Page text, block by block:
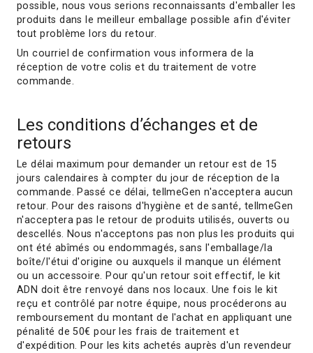
possible, nous vous serions reconnaissants d'emballer les
produits dans le meilleur emballage possible afin d'éviter
tout problème lors du retour.
Un courriel de confirmation vous informera de la
réception de votre colis et du traitement de votre
commande.
Les conditions d’échanges et de
retours
Le délai maximum pour demander un retour est de 15
jours calendaires à compter du jour de réception de la
commande. Passé ce délai, tellmeGen n'acceptera aucun
retour. Pour des raisons d'hygiène et de santé, tellmeGen
n'acceptera pas le retour de produits utilisés, ouverts ou
descellés. Nous n'acceptons pas non plus les produits qui
ont été abîmés ou endommagés, sans l'emballage/la
boîte/l'étui d'origine ou auxquels il manque un élément
ou un accessoire. Pour qu'un retour soit effectif, le kit
ADN doit être renvoyé dans nos locaux. Une fois le kit
reçu et contrôlé par notre équipe, nous procéderons au
remboursement du montant de l'achat en appliquant une
pénalité de 50€ pour les frais de traitement et
d'expédition. Pour les kits achetés auprès d'un revendeur